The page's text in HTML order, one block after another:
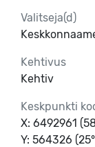
Valitseja(d)
Kehtivus
Kehtiv
Keskpunkti
X: 6492961
Y: 564326